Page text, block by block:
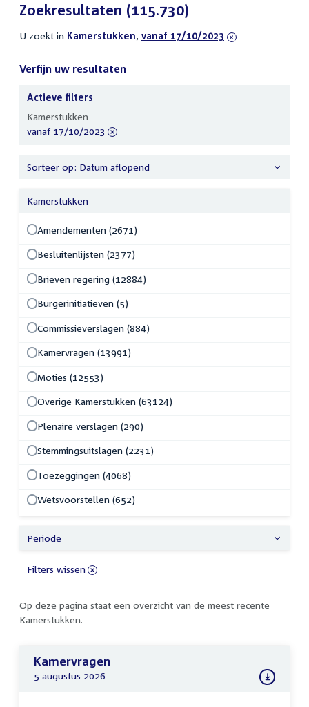
Zoekresultaten (115.730)
U zoekt in actieve
Kamerstukken, verwijder
vanaf 17/10/2023
Verfijn uw resultaten
Op deze pagina staat een overzicht van de meest recente
Kamerstukken.
Kamervragen
5 augustus 2026
uw
resultaten
Actieve filters
Kamerstukken
verwijder
vanaf 17/10/2023
Sorteer op: Datum aflopend
Kamerstukken
Amendementen (2671)
Besluitenlijsten (2377)
Brieven regering (12884)
Burgerinitiatieven (5)
Commissieverslagen (884)
Kamervragen (13991)
Moties (12553)
Overige Kamerstukken (63124)
Plenaire verslagen (290)
Stemmingsuitslagen (2231)
Toezeggingen (4068)
Wetsvoorstellen (652)
Periode
Filters wissen